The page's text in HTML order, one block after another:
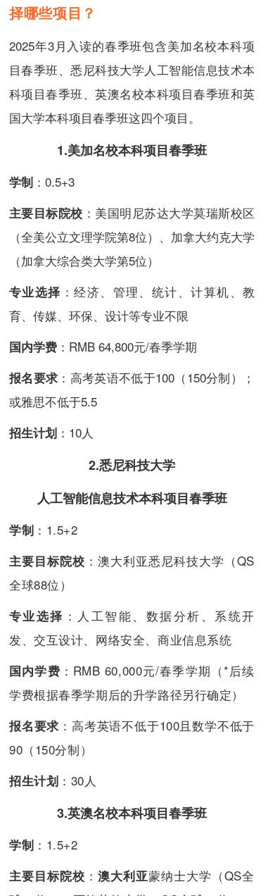
择哪些项目？
2025年3月入读的春季班包含美加名校本科项
目春季班、悉尼科技大学人工智能信息技术本
科项目春季班、英澳名校本科项目春季班和英
国大学本科项目春季班这四个项目。
1.美加名校本科项目春季班
学制 ：0.5+3
主要目标院校 ：美国明尼苏达大学莫瑞斯校区
（全美公立文理学院第8位）、加拿大约克大学
（加拿大综合类大学第5位）
专业选择 ：经济、管理、统计、计算机、教
育、传媒、环保、设计等专业不限
国内学费 ：RMB 64,800元/春季学期
报名要求 ：高考英语不低于100（150分制）；
或雅思不低于5.5
招生计划 ：10人
2.悉尼科技大学
人工智能信息技术本科项目春季班
学制 ：1.5+2
主要目标院校 ：澳大利亚悉尼科技大学（QS
全球88位）
专业选择 ：人工智能、数据分析、系统开
发、交互设计、网络安全、商业信息系统
国内学费 ：RMB 60,000元/春季学期（*后续
学费根据春季学期后的升学路径另行确定）
报名要求 ：高考英语不低于100且数学不低于
90（150分制）
招生计划 ：30人
3.英澳名校本科项目春季班
学制 ：1.5+2
主要目标院校 ： 澳大利亚蒙纳士大学（QS全